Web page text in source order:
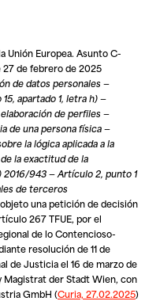
Unión Europea. Asunto C-
de febrero de 2025
de datos personales —
apartado 1, letra h) —
de perfiles —
de una persona física —
la lógica aplicada a la
la exactitud de la
943 — Artículo 2, punto 1
de terceros
una petición de decisión
267 TFUE, por el
de lo Contencioso-
resolución de 11 de
de Justicia el 16 de marzo de
Magistrat der Stadt Wien, con
GmbH (Curia, 27.02.2025)